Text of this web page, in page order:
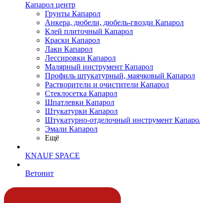
Капарол центр
Грунты Капарол
Анкера, дюбели, дюбель-гвозди Капарол
Клей плиточный Капарол
Краски Капарол
Лаки Капарол
Лессировки Капарол
Малярный инструмент Капарол
Профиль штукатурный, маячковый Капарол
Растворители и очистители Капарол
Cтеклосетка Капарол
Шпатлевки Капарол
Штукатурки Капарол
Штукатурно-отделочный инструмент
Эмали Капарол
Ещё
KNAUF SPACE
Ветонит